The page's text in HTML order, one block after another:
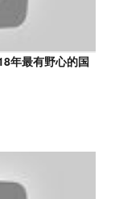
年最有野心的国